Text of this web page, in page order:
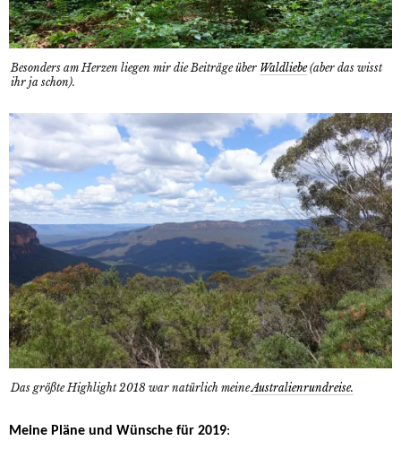
Besonders am Herzen liegen mir die Beiträge über Waldliebe(aber das wisst
ihr ja schon).
Das größte Highlight 2018 war natürlich meineAustralienrundreise.
Meine Pläne und Wünsche für 2019: